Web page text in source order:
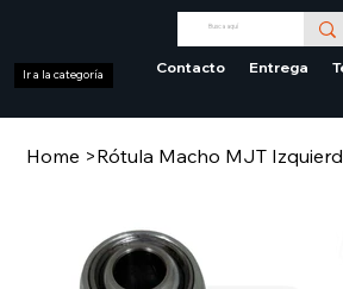
Contacto Entrega
Ir a la categoría
Home >Rótula Macho MJT